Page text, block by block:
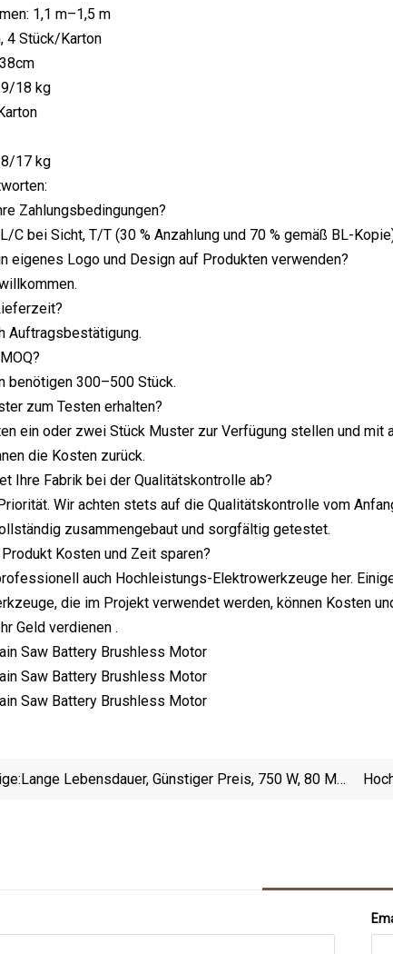
1,1 m–1,5 m
4 Stück/Karton
18 kg
17 kg
Zahlungsbedingungen?
C bei Sicht, T/T (30 % Anzahlung und 70 % gemäß BL-
eigenes Logo und Design auf Produkten verwenden?
Auftragsbestätigung.
benötigen 300–500 Stück.
zum Testen erhalten?
ein oder zwei Stück Muster zur Verfügung stellen und
die Kosten zurück.
Ihre Fabrik bei der Qualitätskontrolle ab?
Wir achten stets auf die Qualitätskontrolle vom
zusammengebaut und sorgfältig getestet.
Produkt Kosten und Zeit sparen?
auch Hochleistungs-Elektrowerkzeuge her.
die im Projekt verwendet werden, können Kosten
Geld verdienen .
Lange Lebensdauer, Günstiger Preis, 750 W, 80 Mm,